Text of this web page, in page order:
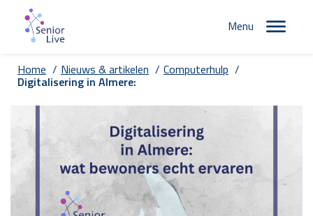
Menu
Home / Nieuws & artikelen / Computerhulp /
Digitalisering in Almere: